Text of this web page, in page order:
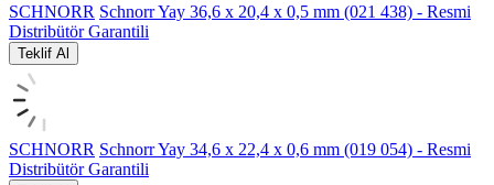
SCHNORR Schnorr Yay 36,6 x 20,4 x 0,5 mm (021 438) - Resmi
Distribütör Garantili
Teklif Al
SCHNORR Schnorr Yay 34,6 x 22,4 x 0,6 mm (019 054) - Resmi
Distribütör Garantili